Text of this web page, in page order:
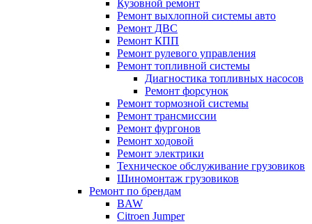
Кузовной ремонт
Ремонт выхлопной системы авто
Ремонт ДВС
Ремонт КПП
Ремонт рулевого управления
Ремонт топливной системы
Диагностика топливных насосов
Ремонт форсунок
Ремонт тормозной системы
Ремонт трансмиссии
Ремонт фургонов
Ремонт ходовой
Ремонт электрики
Техническое обслуживание грузовиков
Шиномонтаж грузовиков
Ремонт по брендам
BAW
Citroen Jumper